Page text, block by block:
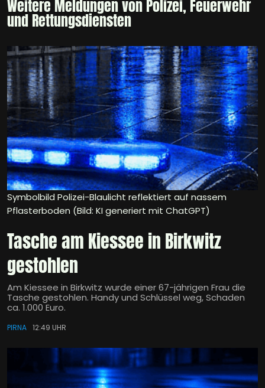
Weitere Meldungen von Polizei, Feuerwehr
und Rettungsdiensten
Symbolbild Polizei-Blaulicht reflektiert auf nassem
Pflasterboden (Bild: KI generiert mit ChatGPT)
Tasche am Kiessee in Birkwitz
gestohlen
Am Kiessee in Birkwitz wurde einer 67-jährigen Frau die
Tasche gestohlen. Handy und Schlüssel weg, Schaden
ca. 1.000 Euro.
PIRNA 12:49 UHR